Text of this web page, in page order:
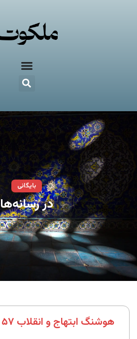
بایگانی
در رسانه‌ها
هوشنگ ابتهاج و انقلاب ۵۷